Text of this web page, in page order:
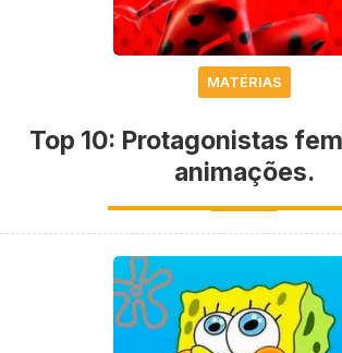
MATÉRIAS
Top 10: Protagonistas
animações.